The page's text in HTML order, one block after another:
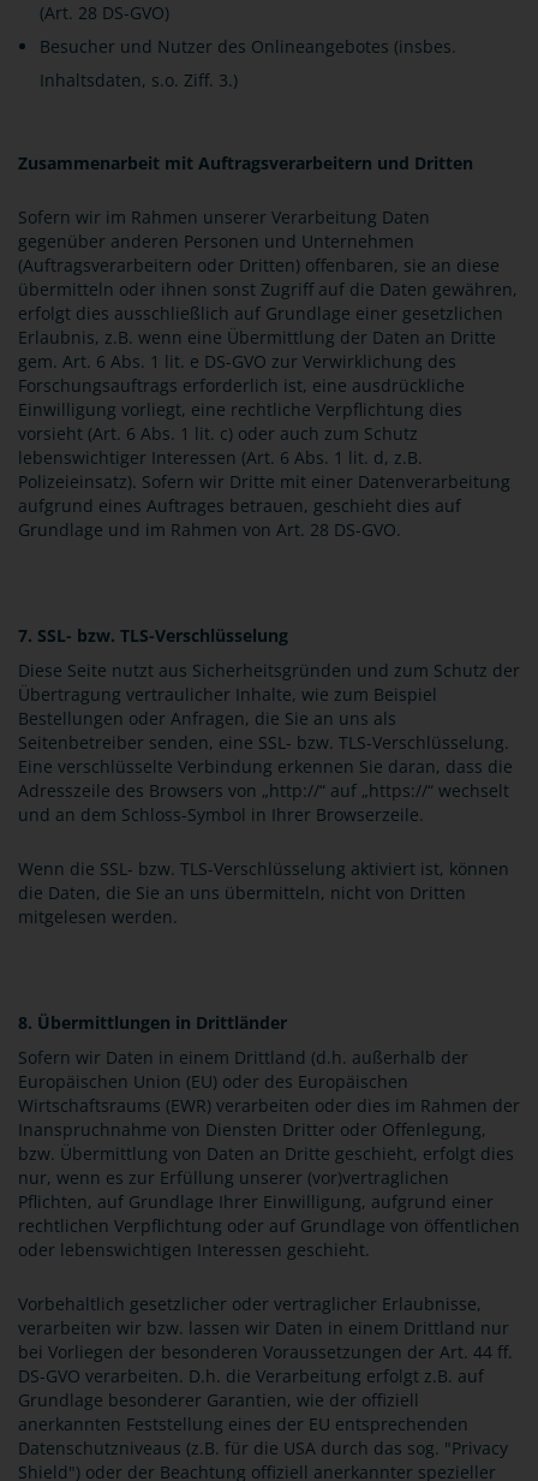
(Art. 28 DS-GVO)
Besucher und Nutzer des Onlineangebotes (insbes.
Inhaltsdaten, s.o. Ziff. 3.)
Zusammenarbeit mit Auftragsverarbeitern und Dritten
Sofern wir im Rahmen unserer Verarbeitung Daten
gegenüber anderen Personen und Unternehmen
(Auftragsverarbeitern oder Dritten) offenbaren, sie an diese
übermitteln oder ihnen sonst Zugriff auf die Daten gewähren,
erfolgt dies ausschließlich auf Grundlage einer gesetzlichen
Erlaubnis, z.B. wenn eine Übermittlung der Daten an Dritte
gem. Art. 6 Abs. 1 lit. e DS-GVO zur Verwirklichung des
Forschungsauftrags erforderlich ist, eine ausdrückliche
Einwilligung vorliegt, eine rechtliche Verpflichtung dies
vorsieht (Art. 6 Abs. 1 lit. c) oder auch zum Schutz
lebenswichtiger Interessen (Art. 6 Abs. 1 lit. d, z.B.
Polizeieinsatz). Sofern wir Dritte mit einer Datenverarbeitung
aufgrund eines Auftrages betrauen, geschieht dies auf
Grundlage und im Rahmen von Art. 28 DS-GVO.
7. SSL- bzw. TLS-Verschlüsselung
Diese Seite nutzt aus Sicherheitsgründen und zum Schutz der
Übertragung vertraulicher Inhalte, wie zum Beispiel
Bestellungen oder Anfragen, die Sie an uns als
Seitenbetreiber senden, eine SSL- bzw. TLS-Verschlüsselung.
Eine verschlüsselte Verbindung erkennen Sie daran, dass die
Adresszeile des Browsers von „http://“ auf „https://“ wechselt
und an dem Schloss-Symbol in Ihrer Browserzeile.
Wenn die SSL- bzw. TLS-Verschlüsselung aktiviert ist, können
die Daten, die Sie an uns übermitteln, nicht von Dritten
mitgelesen werden.
8. Übermittlungen in Drittländer
Sofern wir Daten in einem Drittland (d.h. außerhalb der
Europäischen Union (EU) oder des Europäischen
Wirtschaftsraums (EWR) verarbeiten oder dies im Rahmen der
Inanspruchnahme von Diensten Dritter oder Offenlegung,
bzw. Übermittlung von Daten an Dritte geschieht, erfolgt dies
nur, wenn es zur Erfüllung unserer (vor)vertraglichen
Pflichten, auf Grundlage Ihrer Einwilligung, aufgrund einer
rechtlichen Verpflichtung oder auf Grundlage von öffentlichen
oder lebenswichtigen Interessen geschieht.
Vorbehaltlich gesetzlicher oder vertraglicher Erlaubnisse,
verarbeiten wir bzw. lassen wir Daten in einem Drittland nur
bei Vorliegen der besonderen Voraussetzungen der Art. 44 ff.
DS-GVO verarbeiten. D.h. die Verarbeitung erfolgt z.B. auf
Grundlage besonderer Garantien, wie der offiziell
anerkannten Feststellung eines der EU entsprechenden
Datenschutzniveaus (z.B. für die USA durch das sog. "Privacy
Shield") oder der Beachtung offiziell anerkannter spezieller